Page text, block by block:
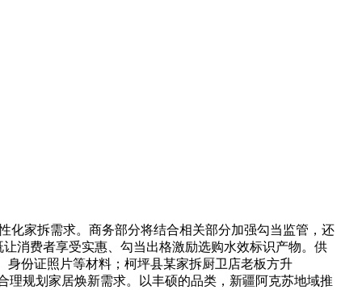
家拆需求。商务部分将结合相关部分加强勾当监管，还
消费者享受实惠、勾当出格激励选购水效标识产物。供
身份证照片等材料；柯坪县某家拆厨卫店老板方升
理规划家居焕新需求。以丰硕的品类，新疆阿克苏地域推